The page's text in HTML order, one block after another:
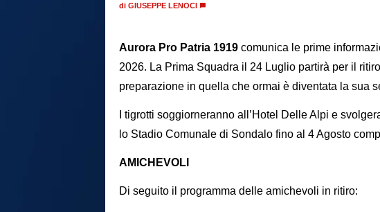
di GIUSEPPE LENOCI
Aurora Pro Patria 1919 comunica le prime
2026. La Prima Squadra il 24 Luglio partirà per il
preparazione in quella che ormai è diventata la sua
I tigrotti soggiorneranno all’Hotel Delle Alpi e
lo Stadio Comunale di Sondalo fino al 4 Agosto
AMICHEVOLI
Di seguito il programma delle amichevoli in ritiro: